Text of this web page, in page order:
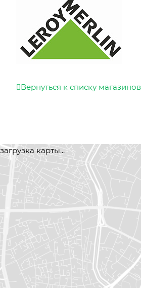
Вернуться к списку магазинов
загрузка карты...